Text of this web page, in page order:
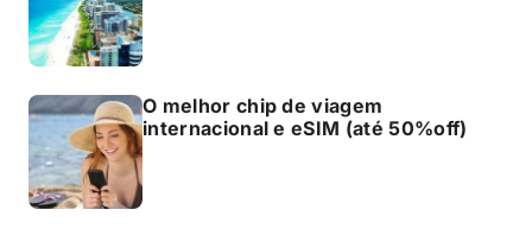
O melhor chip de viagem
internacional e eSIM (até 50%off)